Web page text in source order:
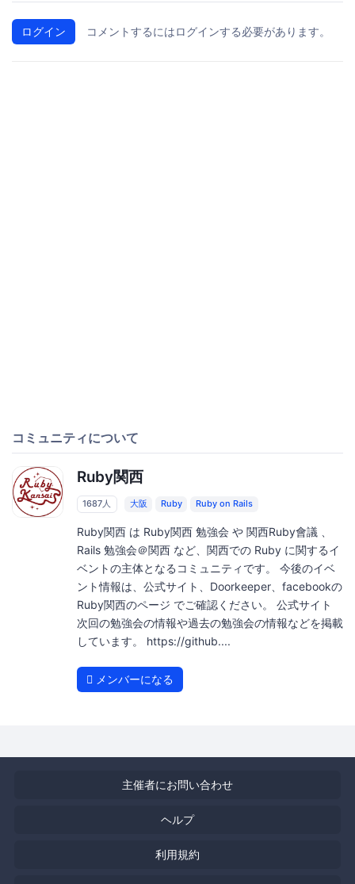
ログイン コメントするにはログインする必要があります。
コミュニティについて
Ruby関西
1687人 大阪 Ruby Ruby on Rails
Ruby関西 は Ruby関西 勉強会 や 関西Ruby會議 、
Rails 勉強会＠関西 など、関西での Ruby に関するイ
ベントの主体となるコミュニティです。 今後のイベ
ント情報は、公式サイト、Doorkeeper、facebookの
Ruby関西のページ でご確認ください。 公式サイト
次回の勉強会の情報や過去の勉強会の情報などを掲載
しています。 https://github....
メンバーになる
主催者にお問い合わせ
ヘルプ
利用規約